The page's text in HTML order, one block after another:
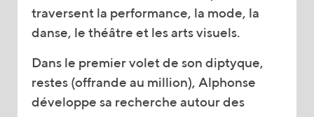
traversent la performance, la mode, la
danse, le théâtre et les arts visuels.
Dans le premier volet de son diptyque,
restes (offrande au million), Alphonse
développe sa recherche autour des